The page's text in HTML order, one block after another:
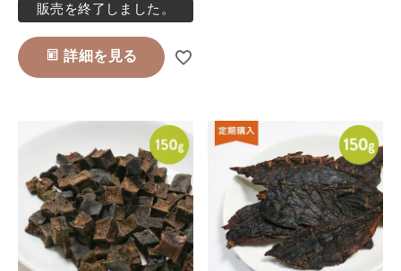
販売を終了しました。
詳細を見る